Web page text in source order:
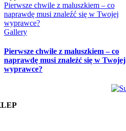
Pierwsze chwile z maluszkiem – co
naprawdę musi znaleźć się w Twojej
wyprawce?
Gallery
Pierwsze chwile z maluszkiem – co
naprawdę musi znaleźć się w Twojej
wyprawce?